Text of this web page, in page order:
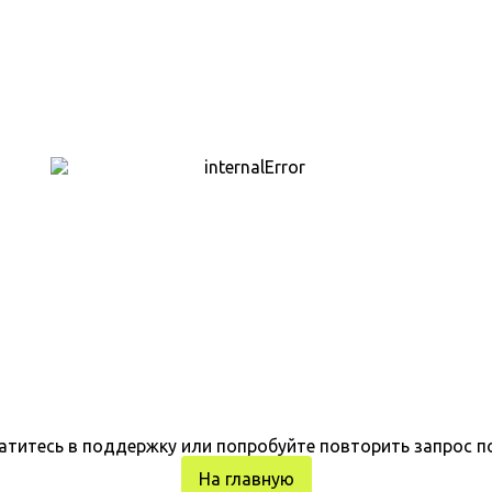
в поддержку или попробуйте повторить запрос
На главную